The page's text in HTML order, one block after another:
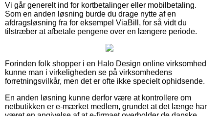
Vi går generelt ind for kortbetalinger eller mobilbetaling.
Som en anden løsning burde du drage nytte af en
afdragsløsning fra for eksempel ViaBill, for så vidt du
tilstræber at afbetale pengene over en længere periode.
Forinden folk shopper i en Halo Design online virksomhed
kunne man i virkeligheden se på virksomhedens
forretningsvilkår, men det er ofte ikke specielt ophidsende.
En anden løsning kunne derfor være at kontrollere om
netbutikken er e-mærket medlem, grundet at det længe har